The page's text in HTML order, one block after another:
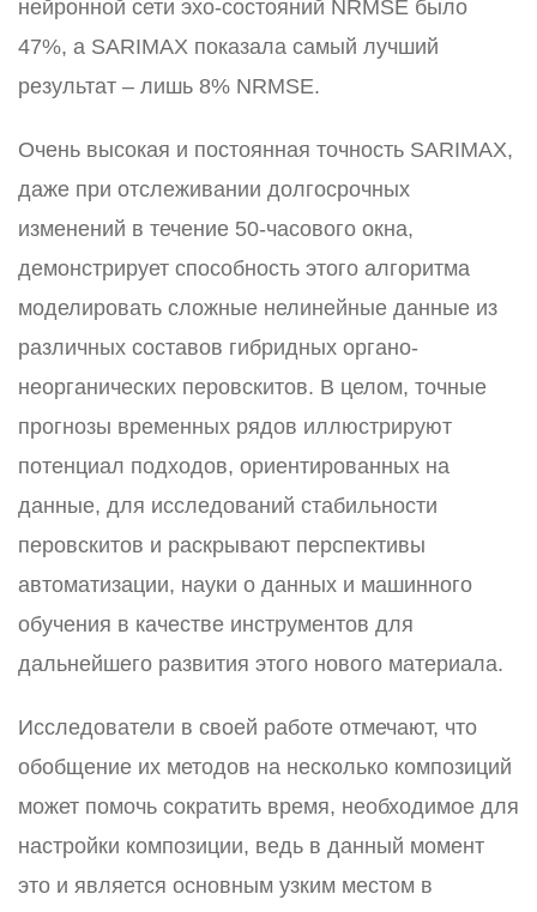
нейронной сети эхо-состояний NRMSE было
47%, а SARIMAX показала самый лучший
результат – лишь 8% NRMSE.
Очень высокая и постоянная точность SARIMAX,
даже при отслеживании долгосрочных
изменений в течение 50-часового окна,
демонстрирует способность этого алгоритма
моделировать сложные нелинейные данные из
различных составов гибридных органо-
неорганических перовскитов. В целом, точные
прогнозы временных рядов иллюстрируют
потенциал подходов, ориентированных на
данные, для исследований стабильности
перовскитов и раскрывают перспективы
автоматизации, науки о данных и машинного
обучения в качестве инструментов для
дальнейшего развития этого нового материала.
Исследователи в своей работе отмечают, что
обобщение их методов на несколько композиций
может помочь сократить время, необходимое для
настройки композиции, ведь в данный момент
это и является основным узким местом в